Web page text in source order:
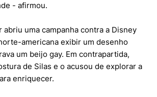
- afirmou.
abriu uma campanha contra a Disney
americana exibir um desenho
um beijo gay. Em contrapartida,
de Silas e o acusou de explorar a
enriquecer.